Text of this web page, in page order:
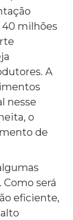
40 milhões
A
nesse
o
de
será
eficiente,